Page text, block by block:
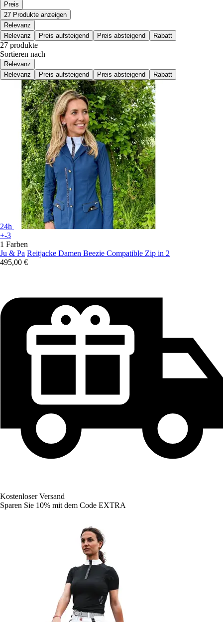
Preis
27 Produkte anzeigen
Relevanz
Relevanz
Preis aufsteigend Preis absteigend Rabatt
27 produkte
Sortieren nach
Relevanz
Relevanz
Preis aufsteigend Preis absteigend Rabatt
24h
+-3
1 Farben
Ju & Pa Reitjacke Damen Beezie Compatible Zip in 2
495,00 €
Kostenloser Versand
Sparen Sie 10% mit dem Code EXTRA